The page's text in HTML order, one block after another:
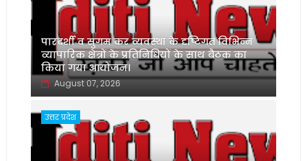
पारदर्शी व सुगम कर व्यवस्था के दृष्टिगत विभिन्न
व्यापारिक क्षेत्रों के प्रतिनिधियों के साथ बैठक का
किया गया आयोजन।
August 07, 2026
उत्तर प्रदेश